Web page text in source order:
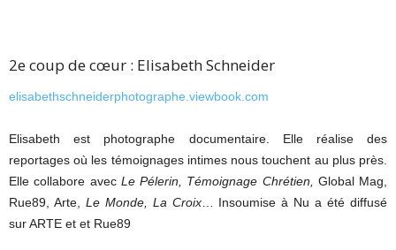
2e coup de cœur : Elisabeth Schneider
elisabethschneiderphotographe.viewbook.com
Elisabeth est photographe documentaire. Elle réalise des
reportages où les témoignages intimes nous touchent au plus près.
Elle collabore avec Le Pélerin, Témoignage Chrétien, Global Mag,
Rue89, Arte, Le Monde, La Croix… Insoumise à Nu a été diffusé
sur ARTE et et Rue89